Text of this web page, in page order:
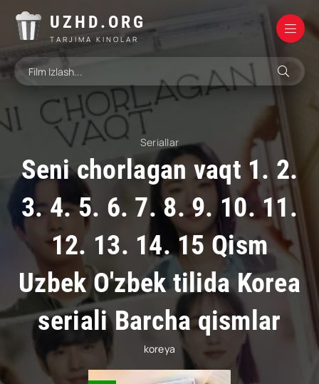
UZHD.ORG
TARJIMA KINOLAR
Seriallar
Seni chorlagan vaqt 1. 2.
3. 4. 5. 6. 7. 8. 9. 10. 11.
12. 13. 14. 15 Qism
Uzbek O'zbek tilida Korea
seriali Barcha qismlar
koreya